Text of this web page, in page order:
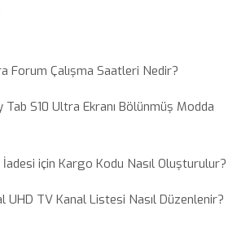
Forum Çalışma Saatleri Nedir?
S10 Ultra Ekranı Bölünmüş Modda
için Kargo Kodu Nasıl Oluşturulur?
UHD TV Kanal Listesi Nasıl Düzenlenir?